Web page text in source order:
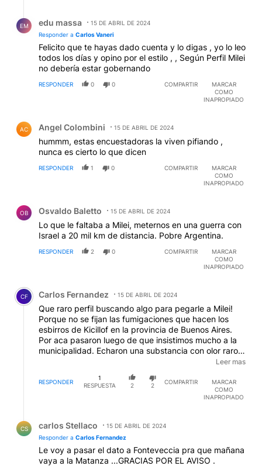
EM edu massa
15 DE ABRIL DE 2024
Responder a Carlos Vaneri
Felicito que te hayas dado cuenta y lo digas , yo lo leo
todos los días y opino por el estilo , , Según Perfil Milei
no debería estar gobernando
RESPONDER 0 0 COMPARTIR
MARCAR
COMO
INAPROPIADO
AC Angel Colombini 15 DE ABRIL DE 2024
hummm, estas encuestadoras la viven pifiando ,
nunca es cierto lo que dicen
RESPONDER 1 0 COMPARTIR
MARCAR
COMO
INAPROPIADO
OB Osvaldo Baletto 15 DE ABRIL DE 2024
Lo que le faltaba a Milei, meternos en una guerra con
Israel a 20 mil km de distancia. Pobre Argentina.
RESPONDER 2 0 COMPARTIR
MARCAR
COMO
INAPROPIADO
Comentario de Carlos Fernandez.
CF Carlos Fernandez 15 DE ABRIL DE 2024
Que raro perfil buscando algo para pegarle a Milei!
Porque no se fijan las fumigaciones que hacen los
esbirros de Kicillof en la provincia de Buenos Aires.
Por aca pasaron luego de que insistimos mucho a la
municipalidad. Echaron una substancia con olor raro y
al día siguiente no había un solo cambio, ningún
mosquito muerto, estaba la nube de siempre. Y la
culpa la tiene Milei?????
Leer mas
RESPONDER
1
RESPUESTA
2 2
COMPARTIR
MARCAR
COMO
INAPROPIADO
CS carlos Stellaco
15 DE ABRIL DE 2024
Responder a Carlos Fernandez
Le voy a pasar el dato a Fonteveccia pra que mañana
vaya a la Matanza ...GRACIAS POR EL AVISO .